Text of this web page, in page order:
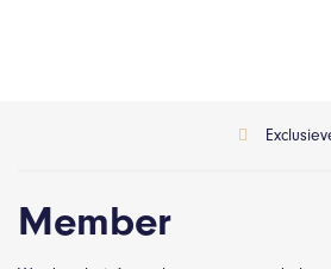
Member